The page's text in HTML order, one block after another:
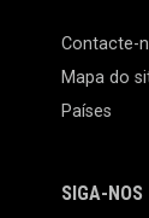
Contacte-
Mapa do
Países
SIGA-NOS